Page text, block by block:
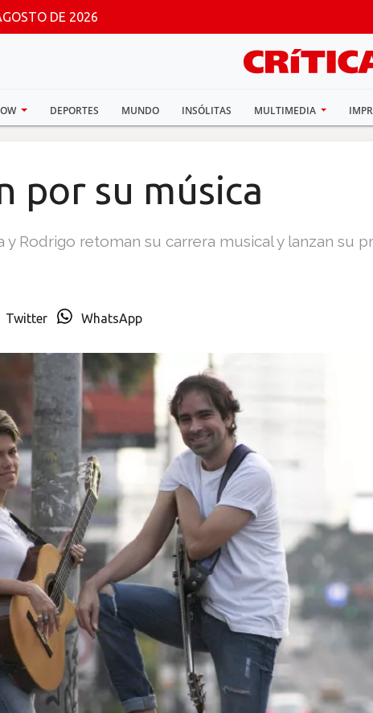
DE 2026
DEPORTES MUNDO INSÓLITAS MULTIMEDIA
por su música
y Rodrigo retoman su carrera musical y lanzan su
Twitter WhatsApp